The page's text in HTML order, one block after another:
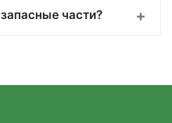
части?